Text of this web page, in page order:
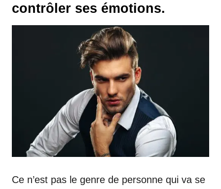
contrôler ses émotions.
Ce n’est pas le genre de personne qui va se